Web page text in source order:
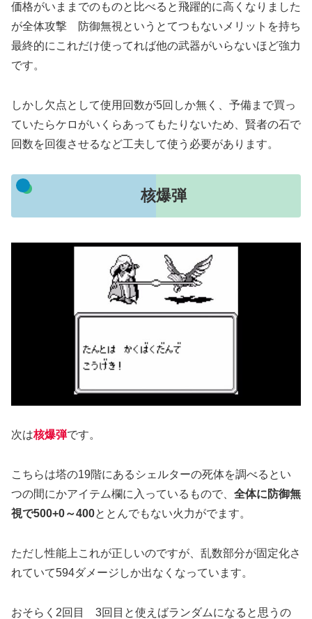
価格がいままでのものと比べると飛躍的に高くなりました
が全体攻撃 防御無視というとてつもないメリットを持ち
最終的にこれだけ使ってれば他の武器がいらないほど強力
です。
しかし欠点として使用回数が5回しか無く、予備まで買っ
ていたらケロがいくらあってもたりないため、賢者の石で
回数を回復させるなど工夫して使う必要があります。
核爆弾
次は核爆弾です。
こちらは塔の19階にあるシェルターの死体を調べるとい
つの間にかアイテム欄に入っているもので、 全体に防御無
視で500+0～400ととんでもない火力がでます。
ただし性能上これが正しいのですが、乱数部分が固定化さ
れていて594ダメージしか出なくなっています。
おそらく2回目 3回目と使えばランダムになると思うの